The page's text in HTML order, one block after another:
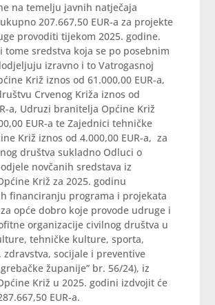
na temelju javnih natječaja
207.667,50 EUR-a za projekte
provoditi tijekom 2025. godine.
tome sredstva koja se po posebnim
izravno i to Vatrogasnoj
Križ iznos od 61.000,00 EUR-a,
Crvenog Križa iznos od
a, Udruzi branitelja Općine Križ
EUR-a te Zajednici tehničke
Križ iznos od 4.000,00 EUR-a, za
društva sukladno Odluci o
novčanih sredstava iz
Križ za 2025. godinu
financiranju programa i projekata
opće dobro koje provode udruge i
organizacije civilnog društva u
tehničke kulture, sporta,
zdravstva, socijale i preventive
županije” br. 56/24), iz
Križ u 2025. godini izdvojit će
EUR-a.